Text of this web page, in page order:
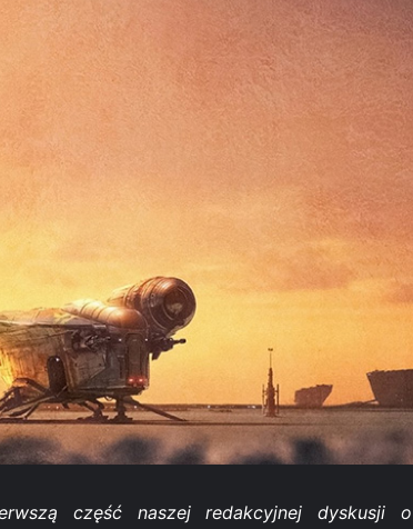
część naszej redakcyjnej dyskusji o